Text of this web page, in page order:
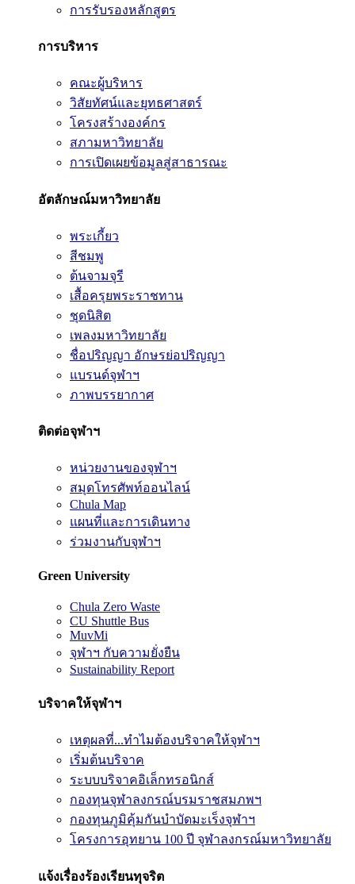
การรับรองหลักสูตร
การบริหาร
คณะผู้บริหาร
วิสัยทัศน์และยุทธศาสตร์
โครงสร้างองค์กร
สภามหาวิทยาลัย
การเปิดเผยข้อมูลสู่สาธารณะ
อัตลักษณ์มหาวิทยาลัย
พระเกี้ยว
สีชมพู
ต้นจามจุรี
เสื้อครุยพระราชทาน
ชุดนิสิต
เพลงมหาวิทยาลัย
ชื่อปริญญา อักษรย่อปริญญา
แบรนด์จุฬาฯ
ภาพบรรยากาศ
ติดต่อจุฬาฯ
หน่วยงานของจุฬาฯ
สมุดโทรศัพท์ออนไลน์
Chula Map
แผนที่และการเดินทาง
ร่วมงานกับจุฬาฯ
Green University
Chula Zero Waste
CU Shuttle Bus
MuvMi
จุฬาฯ กับความยั่งยืน
Sustainability Report
บริจาคให้จุฬาฯ
เหตุผลที่...ทำไมต้องบริจาคให้จุฬาฯ
เริ่มต้นบริจาค
ระบบบริจาคอิเล็กทรอนิกส์
กองทุนจุฬาลงกรณ์บรมราชสมภพฯ
กองทุนภูมิคุ้มกันบำบัดมะเร็งจุฬาฯ
โครงการอุทยาน 100 ปี จุฬาลงกรณ์มหาวิทยาลัย
แจ้งเรื่องร้องเรียนทุจริต